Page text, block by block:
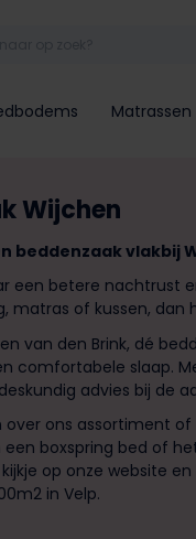
Matrassen
Wijchen
beddenzaak vlakbij
een betere nachtrust
matras of kussen,
van den Brink, dé
comfortabele slaap.
advies bij de
over ons assortiment
een boxspring bed of
op onze website
in Velp.